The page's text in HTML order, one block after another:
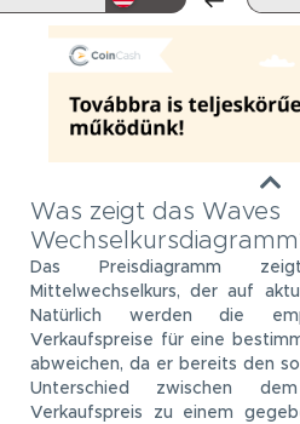
Was zeigt das Waves
Das Preisdiagramm
Mittelwechselkurs, der auf
Natürlich werden die
Verkaufspreise für eine
abweichen, da er bereits den
Unterschied zwischen
Verkaufspreis zu einem